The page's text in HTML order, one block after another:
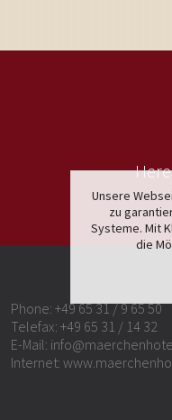
Phone: +49 65 31 / 9 65 50
Telefax: +49 65 31 / 14 32
E-Mail:
Internet:
Unsere
zu
Systeme. Mit
die